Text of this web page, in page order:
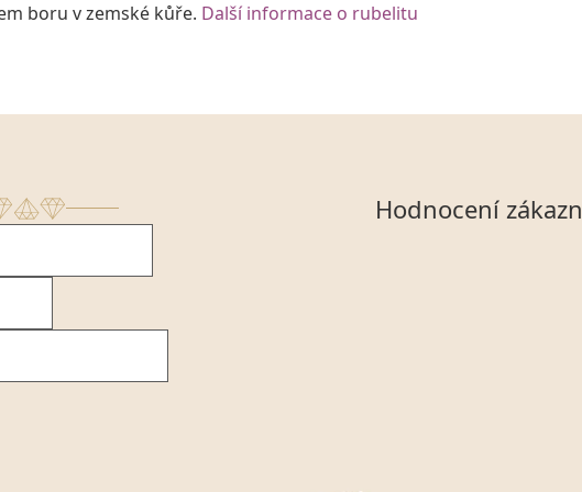
boru v zemské kůře. Další informace o rubelitu
Hodnocení